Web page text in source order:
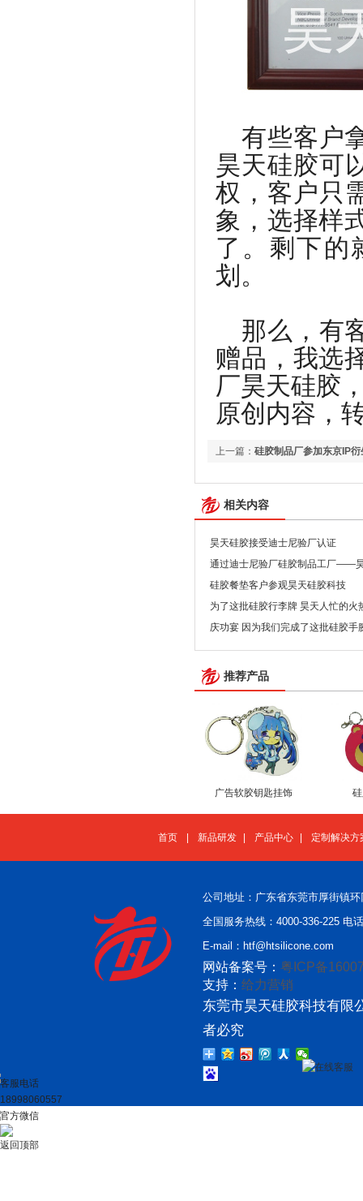
有些客户
昊天硅胶可
权，客户只
象，选择样
了。剩下的
划。
那么，有
赠品，我选
厂昊天硅胶
原创内容，
上一篇： 硅胶制品厂参加东京IP
相关内容
昊天硅胶接受迪士尼验厂认证
通过迪士尼验厂硅胶制品工厂——
硅胶餐垫客户参观昊天硅胶科技
为了这批硅胶行李牌 昊天人忙的火
庆功宴 因为我们完成了这批硅胶手
推荐产品
广告软胶钥匙挂饰
首页 新品研发 产品中心 定制解决方
公司地址：广东省东莞市厚街镇
全国服务热线：4000-336-225 电
E-mail：htf@htsilicone.com
网站备案号： 粤ICP备
支持： 给力营销
东莞市昊天硅胶科技有限
者必究
在线客服
客服电话
18998060557
官方微信
返回顶部